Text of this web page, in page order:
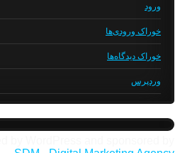
ورود
خوراک ورودی‌ها
خوراک دیدگاه‌ها
وردپرس